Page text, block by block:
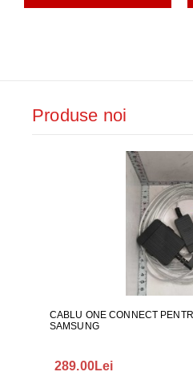
Produse noi
CABLU ONE CONNECT
SAMSUNG
289.00Lei